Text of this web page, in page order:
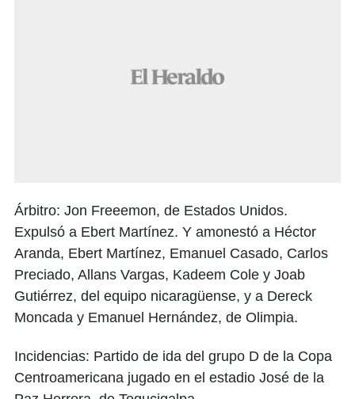
Árbitro: Jon Freeemon, de Estados Unidos.
Expulsó a Ebert Martínez. Y amonestó a Héctor
Aranda, Ebert Martínez, Emanuel Casado, Carlos
Preciado, Allans Vargas, Kadeem Cole y Joab
Gutiérrez, del equipo nicaragüense, y a Dereck
Moncada y Emanuel Hernández, de Olimpia.
Incidencias: Partido de ida del grupo D de la Copa
Centroamericana jugado en el estadio José de la